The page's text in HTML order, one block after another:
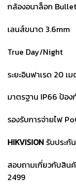
กล้องอนาล็อก
เลนส์ขนาด 3.6mm
True Day/Night
ระยะอินฟาเรด 20 เ
มาตรฐาน IP66 ป้อง
รองรับการจ่ายไฟ
HIKVISION รับประกั
สอบถามเกี่ยวกับสิน
2499